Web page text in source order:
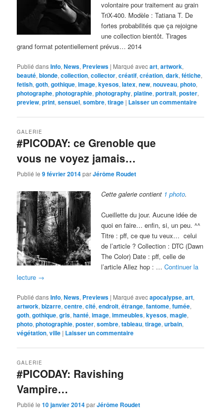
volontaire pour traitement au grain
TriX-400. Modèle : Tatiana T. De
fortes probabilités que ça rejoigne
une collection bientôt. Tirages
grand format potentiellement prévus… 2014
Publié dansInfo,News, Previews | Marqué avecart,artwork,
beauté,blonde,collection,collector,créatif,création,dark,fétiche,
fetish,goth,gothique,image,kyesos,latex,new,nouveau,photo,
photographe,photographie,photography,platine,portrait,poster,
preview,print,sensuel,sombre,tirage | Laisser un commentaire
#PICODAY: ce Grenoble que
vous ne voyez jamais…
GALERIE
Publié le9 février 2014parJérôme Roudet
Cette galerie contient 1 photo.
Cueillette du jour. Aucune idée de
quoi en faire… enfin, si, un peu. ^^
Titre : pff, ce que tu veux… celui
de l’article ? Collection : DTC (Dawn
The Color) Date : pff, celle de
l’article Allez hop : …Continuer la
lecture →
Publié dansInfo,News, Previews | Marqué avecapocalypse,art,
artwork,bizarre,centre,cité,endroit,étrange,fantome,fumée,
goth,gothique,gris,hanté,image,immeubles,kyesos,magie,
photo,photographie,poster,sombre,tableau,tirage,urbain,
végétation,ville | Laisser un commentaire
#PICODAY: Ravishing
Vampire…
GALERIE
Publié le10 janvier 2014parJérôme Roudet